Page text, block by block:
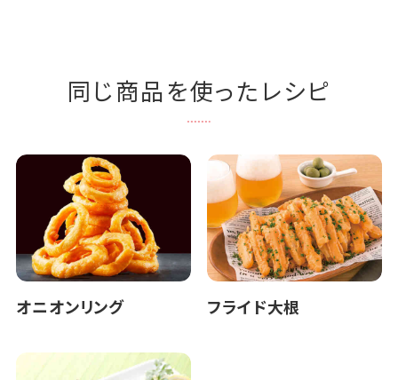
同じ商品を使ったレシピ
オニオンリング フライド大根